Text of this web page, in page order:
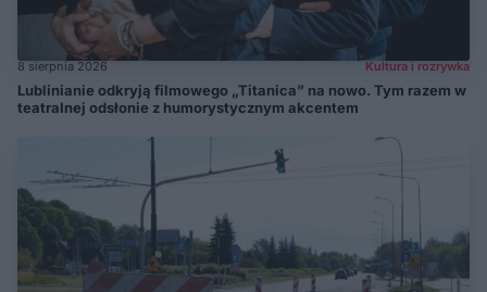
8 sierpnia 2026 Kultura i rozrywka
Lublinianie odkryją filmowego „Titanica” na nowo. Tym razem w
teatralnej odsłonie z humorystycznym akcentem